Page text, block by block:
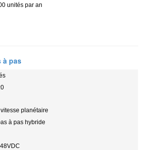
unités par an
à pas
planétaire
à pas hybride